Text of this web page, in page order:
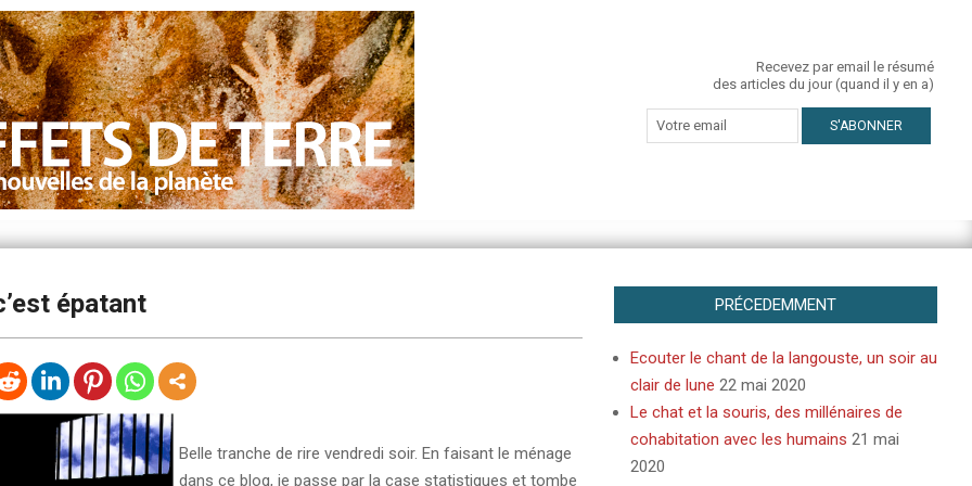
Recevez par email le résumé
des articles du jour (quand il y en a)
épatant
Belle tranche de rire vendredi soir. En faisant le ménage
dans ce blog, je passe par la case statistiques et tombe
PRÉCEDEMMENT
Ecouter le chant de la langouste, un soir au
clair de lune 22 mai 2020
Le chat et la souris, des millénaires de
cohabitation avec les humains 21 mai
2020